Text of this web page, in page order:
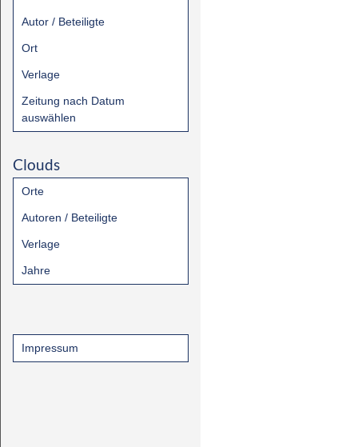
Autor / Beteiligte
Ort
Verlage
Zeitung nach Datum
auswählen
Clouds
Orte
Autoren / Beteiligte
Verlage
Jahre
Impressum